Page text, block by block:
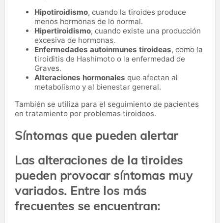
Hipotiroidismo, cuando la tiroides produce
menos hormonas de lo normal.
Hipertiroidismo, cuando existe una producción
excesiva de hormonas.
Enfermedades autoinmunes tiroideas, como la
tiroiditis de Hashimoto o la enfermedad de
Graves.
Alteraciones hormonales que afectan al
metabolismo y al bienestar general.
También se utiliza para el seguimiento de pacientes
en tratamiento por problemas tiroideos.
Síntomas que pueden alertar
Las alteraciones de la tiroides
pueden provocar síntomas muy
variados. Entre los más
frecuentes se encuentran: